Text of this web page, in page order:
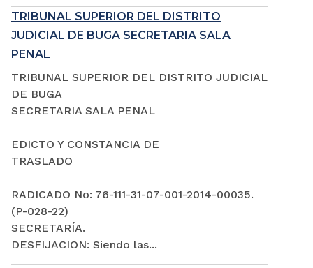
TRIBUNAL SUPERIOR DEL DISTRITO
JUDICIAL DE BUGA SECRETARIA SALA
PENAL
TRIBUNAL SUPERIOR DEL DISTRITO JUDICIAL
DE BUGA
SECRETARIA SALA PENAL
EDICTO Y CONSTANCIA DE
TRASLADO
RADICADO No: 76-111-31-07-001-2014-00035.
(P-028-22)
SECRETARÍA.
DESFIJACION: Siendo las...